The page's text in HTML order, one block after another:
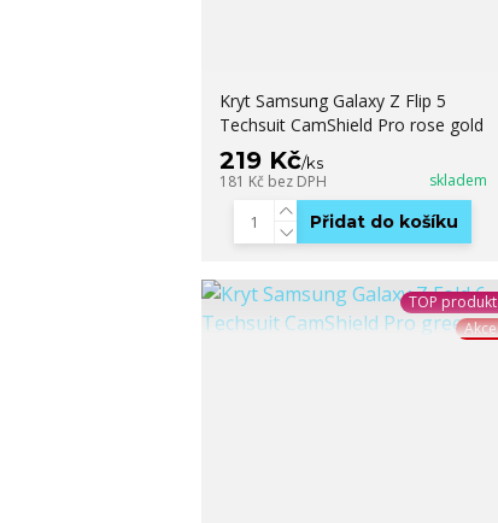
Kryt Samsung Galaxy Z Flip 5
Techsuit CamShield Pro rose gold
219 Kč/ks
181 Kč bez DPH skladem
Přidat do košíku
TOP produkt
Akce